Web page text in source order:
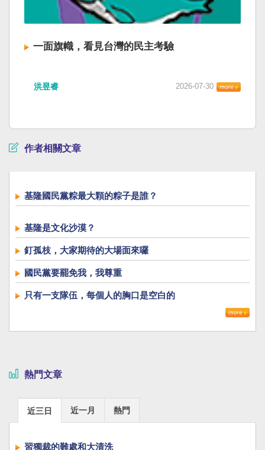
一面旗幟，看見台灣的民主考驗
洪昱睿 2026-07-30
作者相關文章
基隆國民黨粽最大顆的粽子是誰？
基隆是文化沙漠？
釘孤枝，大家期待的大場面來囉
國民黨要罷免我，我尊重
只有一支隊伍，每個人的胸口是空白的
熱門文章
近三日 近一月 熱門
習獨裁的難處和大清洗